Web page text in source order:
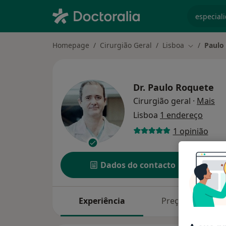
Homepage Cirurgião Geral Lisboa Mudar de
Dr. Paulo Roquete
Cirurgião geral · Mais
Lisboa 1 endereço
1 opinião
Dados do contacto
Experiência Preços